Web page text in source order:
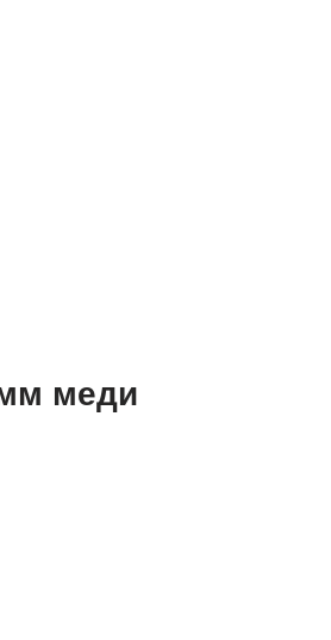
меди